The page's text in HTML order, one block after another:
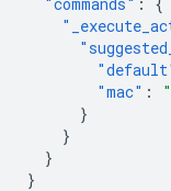
"mac" :
}
}
}
}